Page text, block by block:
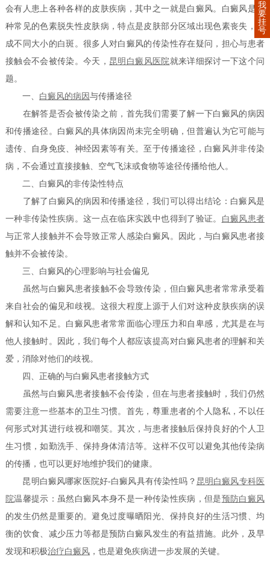
会有人患上各种各样的皮肤疾病，其中之一就是白癜风。白癜风是一
种常见的色素脱失性皮肤病，特点是皮肤部分区域出现色素丧失，形
成不同大小的白斑。很多人对白癜风的传染性存在疑问，担心与患者
接触会不会被传染。今天， 昆明白癜风医院就来详细探讨一下这个问
题。
一、 白癜风的病因与传播途径
在解答是否会被传染之前，首先我们需要了解一下白癜风的病因
和传播途径。白癜风的具体病因尚未完全明确，但普遍认为它可能与
遗传、自身免疫、神经因素等有关。至于传播途径，白癜风并非传染
病，不会通过直接接触、空气飞沫或食物等途径传播给他人。
二、白癜风的非传染性特点
了解了白癜风的病因和传播途径，我们可以得出结论：白癜风是
一种非传染性疾病。这一点在临床实践中也得到了验证。 白癜风患者
与正常人接触并不会导致正常人感染白癜风。因此，与白癜风患者接
触并不会被传染。
三、白癜风的心理影响与社会偏见
虽然与白癜风患者接触不会导致传染，但白癜风患者常常承受着
来自社会的偏见和歧视。这很大程度上源于人们对这种皮肤疾病的误
解和认知不足。白癜风患者常常面临心理压力和自卑感，尤其是在与
他人接触时。因此，我们每个人都应该提高对白癜风患者的理解和关
爱，消除对他们的歧视。
四、正确的与白癜风患者接触方式
虽然与白癜风患者接触不会传染，但在与患者接触时，我们仍然
需要注意一些基本的卫生习惯。首先，尊重患者的个人隐私，不以任
何形式对其进行歧视和嘲笑。其次，与患者接触后保持良好的个人卫
生习惯，如勤洗手、保持身体清洁等。这样不仅可以避免其他传染病
的传播，也可以更好地维护我们的健康。
昆明白癜风哪家医院好-白癜风具有传染性吗？ 昆明白癜风专科医
院温馨提示：虽然白癜风本身不是一种传染性疾病，但是预防白癜风
的发生仍然是重要的。避免过度曝晒阳光、保持良好的生活习惯、均
衡的饮食、减少压力等都是预防白癜风发生的有益措施。此外，及早
发现和积极治疗白癜风 ，也是避免疾病进一步发展的关键。
我
要
挂
号